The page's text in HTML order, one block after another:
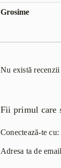
Grosime
Nu există recenzii
Fii primul care
Conectează-te cu:
Adresa ta de